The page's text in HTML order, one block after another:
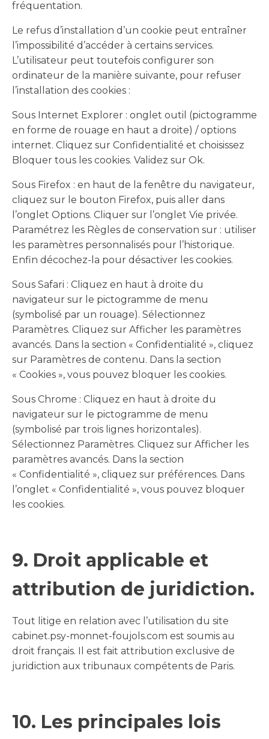
fréquentation.
Le refus d’installation d’un cookie peut entraîner
l’impossibilité d’accéder à certains services.
L’utilisateur peut toutefois configurer son
ordinateur de la manière suivante, pour refuser
l’installation des cookies :
Sous Internet Explorer : onglet outil (pictogramme
en forme de rouage en haut a droite) / options
internet. Cliquez sur Confidentialité et choisissez
Bloquer tous les cookies. Validez sur Ok.
Sous Firefox : en haut de la fenêtre du navigateur,
cliquez sur le bouton Firefox, puis aller dans
l’onglet Options. Cliquer sur l’onglet Vie privée.
Paramétrez les Règles de conservation sur : utiliser
les paramètres personnalisés pour l’historique.
Enfin décochez-la pour désactiver les cookies.
Sous Safari : Cliquez en haut à droite du
navigateur sur le pictogramme de menu
(symbolisé par un rouage). Sélectionnez
Paramètres. Cliquez sur Afficher les paramètres
avancés. Dans la section « Confidentialité », cliquez
sur Paramètres de contenu. Dans la section
« Cookies », vous pouvez bloquer les cookies.
Sous Chrome : Cliquez en haut à droite du
navigateur sur le pictogramme de menu
(symbolisé par trois lignes horizontales).
Sélectionnez Paramètres. Cliquez sur Afficher les
paramètres avancés. Dans la section
« Confidentialité », cliquez sur préférences. Dans
l’onglet « Confidentialité », vous pouvez bloquer
les cookies.
9. Droit applicable et
attribution de juridiction.
Tout litige en relation avec l’utilisation du site
cabinet.psy-monnet-foujols.com est soumis au
droit français. Il est fait attribution exclusive de
juridiction aux tribunaux compétents de Paris.
10. Les principales lois